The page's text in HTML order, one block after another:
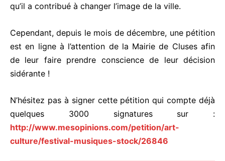
qu’il a contribué à changer l’image de la ville.
Cependant, depuis le mois de décembre, une pétition
est en ligne à l’attention de la Mairie de Cluses afin
de leur faire prendre conscience de leur décision
sidérante !
N’hésitez pas à signer cette pétition qui compte déjà
quelques 3000 signatures sur :
http://www.mesopinions.com/petition/art-
culture/festival-musiques-stock/26846